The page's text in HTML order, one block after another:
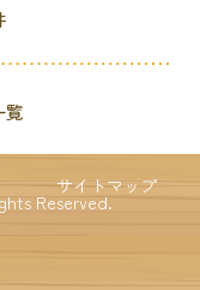
覧
サイトマップ
Reserved.